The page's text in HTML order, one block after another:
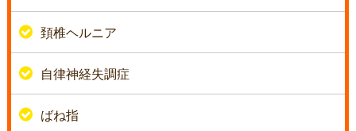
頚椎ヘルニア
自律神経失調症
ばね指